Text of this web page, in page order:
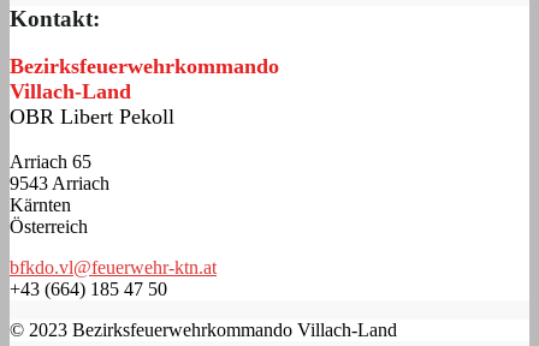
Kontakt:
Bezirksfeuerwehrkommando
Villach-Land
OBR Libert Pekoll
Arriach 65
9543 Arriach
Kärnten
Österreich
bfkdo.vl@feuerwehr-ktn.at
+43 (664) 185 47 50
© 2023 Bezirksfeuerwehrkommando Villach-Land